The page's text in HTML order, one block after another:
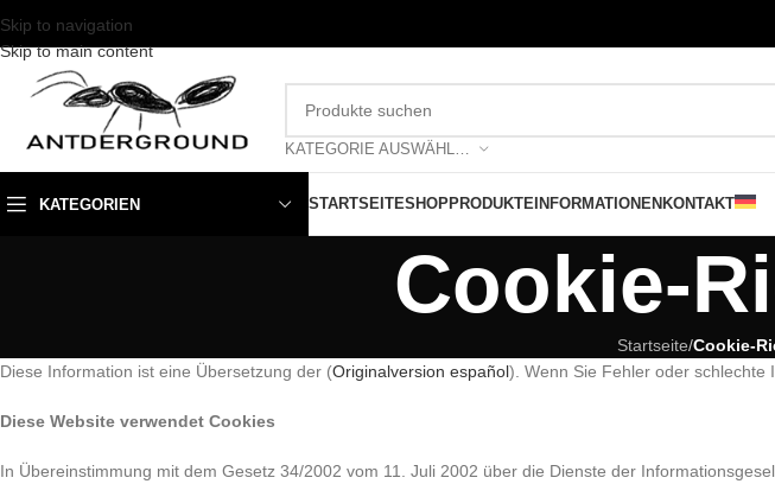
Skip to navigation
Skip to main content
KATEGORIEN STARTSEITESHOPPRODUKTE INFORMATIONEN KONTAKT
Cookie-
Startseite/Cookie-
Diese Information ist eine Übersetzung der (Originalversion español). Wenn Sie Fehler oder schlechte
Diese Website verwendet Cookies
In Übereinstimmung mit dem Gesetz 34/2002 vom 11. Juli 2002 über die Dienste der